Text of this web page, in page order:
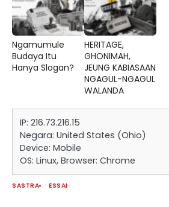
Ngamumule
Budaya Itu
Hanya Slogan?
HERITAGE,
GHONIMAH,
JEUNG KABIASAAN
NGAGUL-NGAGUL
WALANDA
IP: 216.73.216.15
Negara: United States (Ohio)
Device: Mobile
OS: Linux, Browser: Chrome
SASTRA ESSAI